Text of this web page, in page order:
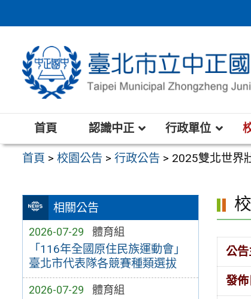
至
區
首頁 認識中正 行政單位
首頁 >校園公告 >行政公告 > 2025雙北世界
相關公告
2026-07-29 體育組
「116年全國原住民族運動會」
臺北市代表隊各競賽種類選拔
2026-07-29 體育組
公
發佈